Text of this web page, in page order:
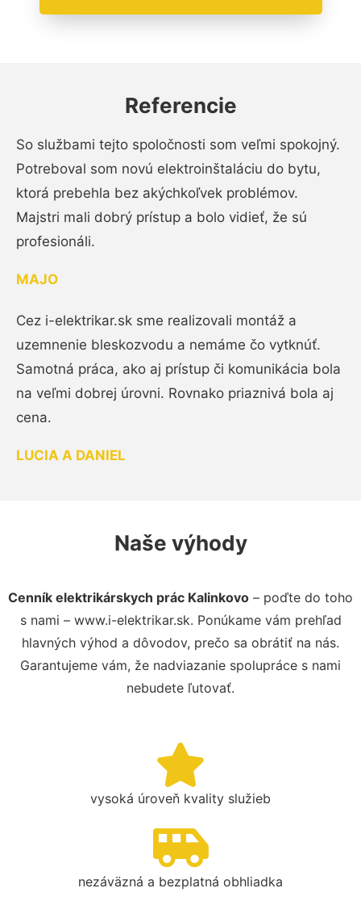
Referencie
So službami tejto spoločnosti som veľmi spokojný.
Potreboval som novú elektroinštaláciu do bytu,
ktorá prebehla bez akýchkoľvek problémov.
Majstri mali dobrý prístup a bolo vidieť, že sú
profesionáli.
MAJO
Cez i-elektrikar.sk sme realizovali montáž a
uzemnenie bleskozvodu a nemáme čo vytknúť.
Samotná práca, ako aj prístup či komunikácia bola
na veľmi dobrej úrovni. Rovnako priaznivá bola aj
cena.
LUCIA A DANIEL
Naše výhody
Cenník elektrikárskych prác Kalinkovo – poďte do toho
s nami – www.i-elektrikar.sk. Ponúkame vám prehľad
hlavných výhod a dôvodov, prečo sa obrátiť na nás.
Garantujeme vám, že nadviazanie spolupráce s nami
nebudete ľutovať.
vysoká úroveň kvality služieb
nezáväzná a bezplatná obhliadka